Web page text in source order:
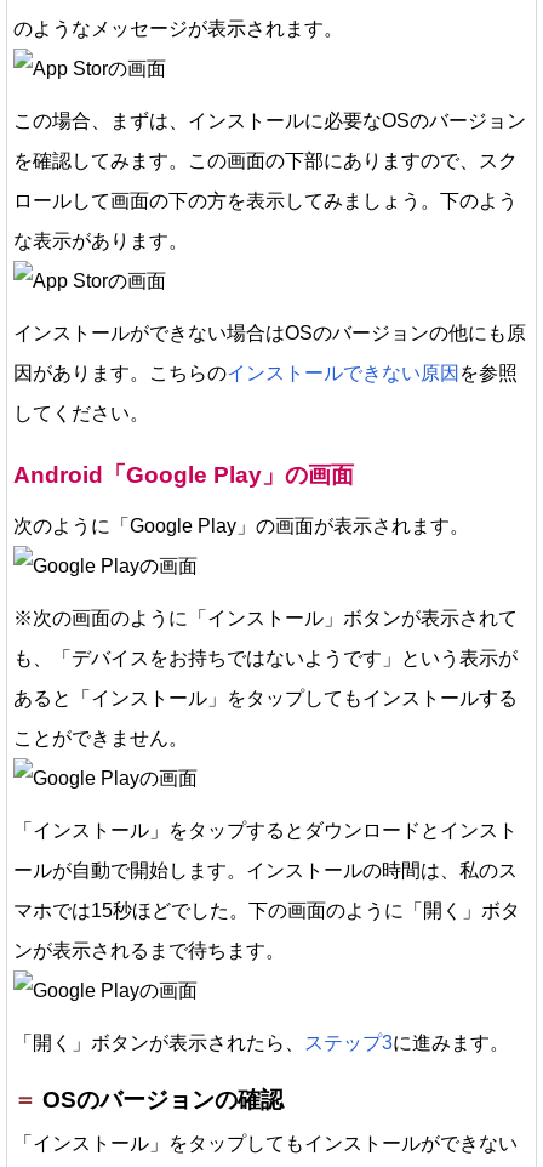
のようなメッセージが表示されます。
この場合、まずは、インストールに必要なOSのバージョン
を確認してみます。この画面の下部にありますので、スク
ロールして画面の下の方を表示してみましょう。下のよう
な表示があります。
インストールができない場合はOSのバージョンの他にも原
因があります。こちらのインストールできない原因 を参照
してください。
Android「Google Play」の画面
次のように「Google Play」の画面が表示されます。
※次の画面のように「インストール」ボタンが表示されて
も、「デバイスをお持ちではないようです」という表示が
あると「インストール」をタップしてもインストールする
ことができません。
「インストール」をタップするとダウンロードとインスト
ールが自動で開始します。インストールの時間は、私のス
マホでは15秒ほどでした。下の画面のように「開く」ボタ
ンが表示されるまで待ちます。
「開く」ボタンが表示されたら、 ステップ3に進みます。
OSのバージョンの確認
「インストール」をタップしてもインストールができない